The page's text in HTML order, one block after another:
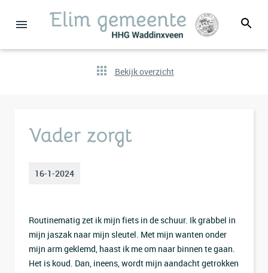
Bekijk overzicht
Vader zorgt
16-1-2024
Routinematig zet ik mijn fiets in de schuur. Ik grabbel in
mijn jaszak naar mijn sleutel. Met mijn wanten onder
mijn arm geklemd, haast ik me om naar binnen te gaan.
Het is koud. Dan, ineens, wordt mijn aandacht getrokken